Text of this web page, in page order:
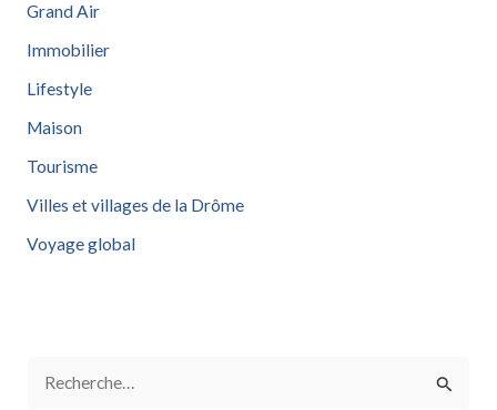
Grand Air
Immobilier
Lifestyle
Maison
Tourisme
Villes et villages de la Drôme
Voyage global